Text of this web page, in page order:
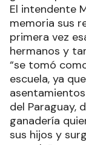
El intendente
memoria sus
primera vez
hermanos y
“se tomó
escuela, ya
del Paraguay,
ganadería
sus hijos y